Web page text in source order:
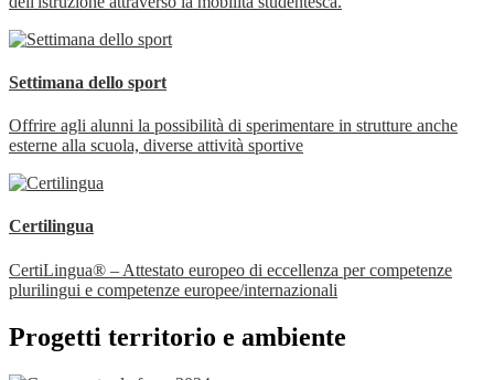
Settimana dello sport
Offrire agli alunni la possibilità di sperimentare in strutture anche
esterne alla scuola, diverse attività sportive
Certilingua
CertiLingua® – Attestato europeo di eccellenza per competenze
plurilingui e competenze europee/internazionali
Progetti territorio e ambiente